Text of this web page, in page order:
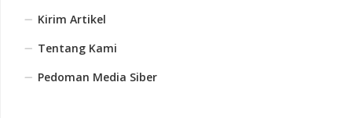
Kirim Artikel
Tentang Kami
Pedoman Media Siber